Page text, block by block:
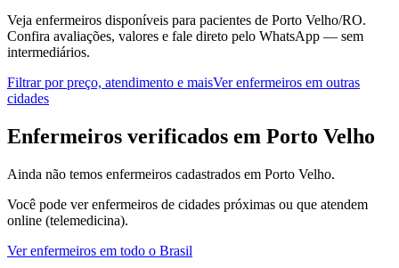
Veja enfermeiros disponíveis para pacientes de Porto Velho/RO.
Confira avaliações, valores e fale direto pelo WhatsApp — sem
intermediários.
Filtrar por preço, atendimento e maisVerenfermeiros em outras
cidades
Enfermeiros verificados em Porto Velho
Ainda não temos enfermeiros cadastrados em Porto Velho.
Você pode verenfermeiros de cidades próximas ou que atendem
online (telemedicina).
Verenfermeiros em todo o Brasil